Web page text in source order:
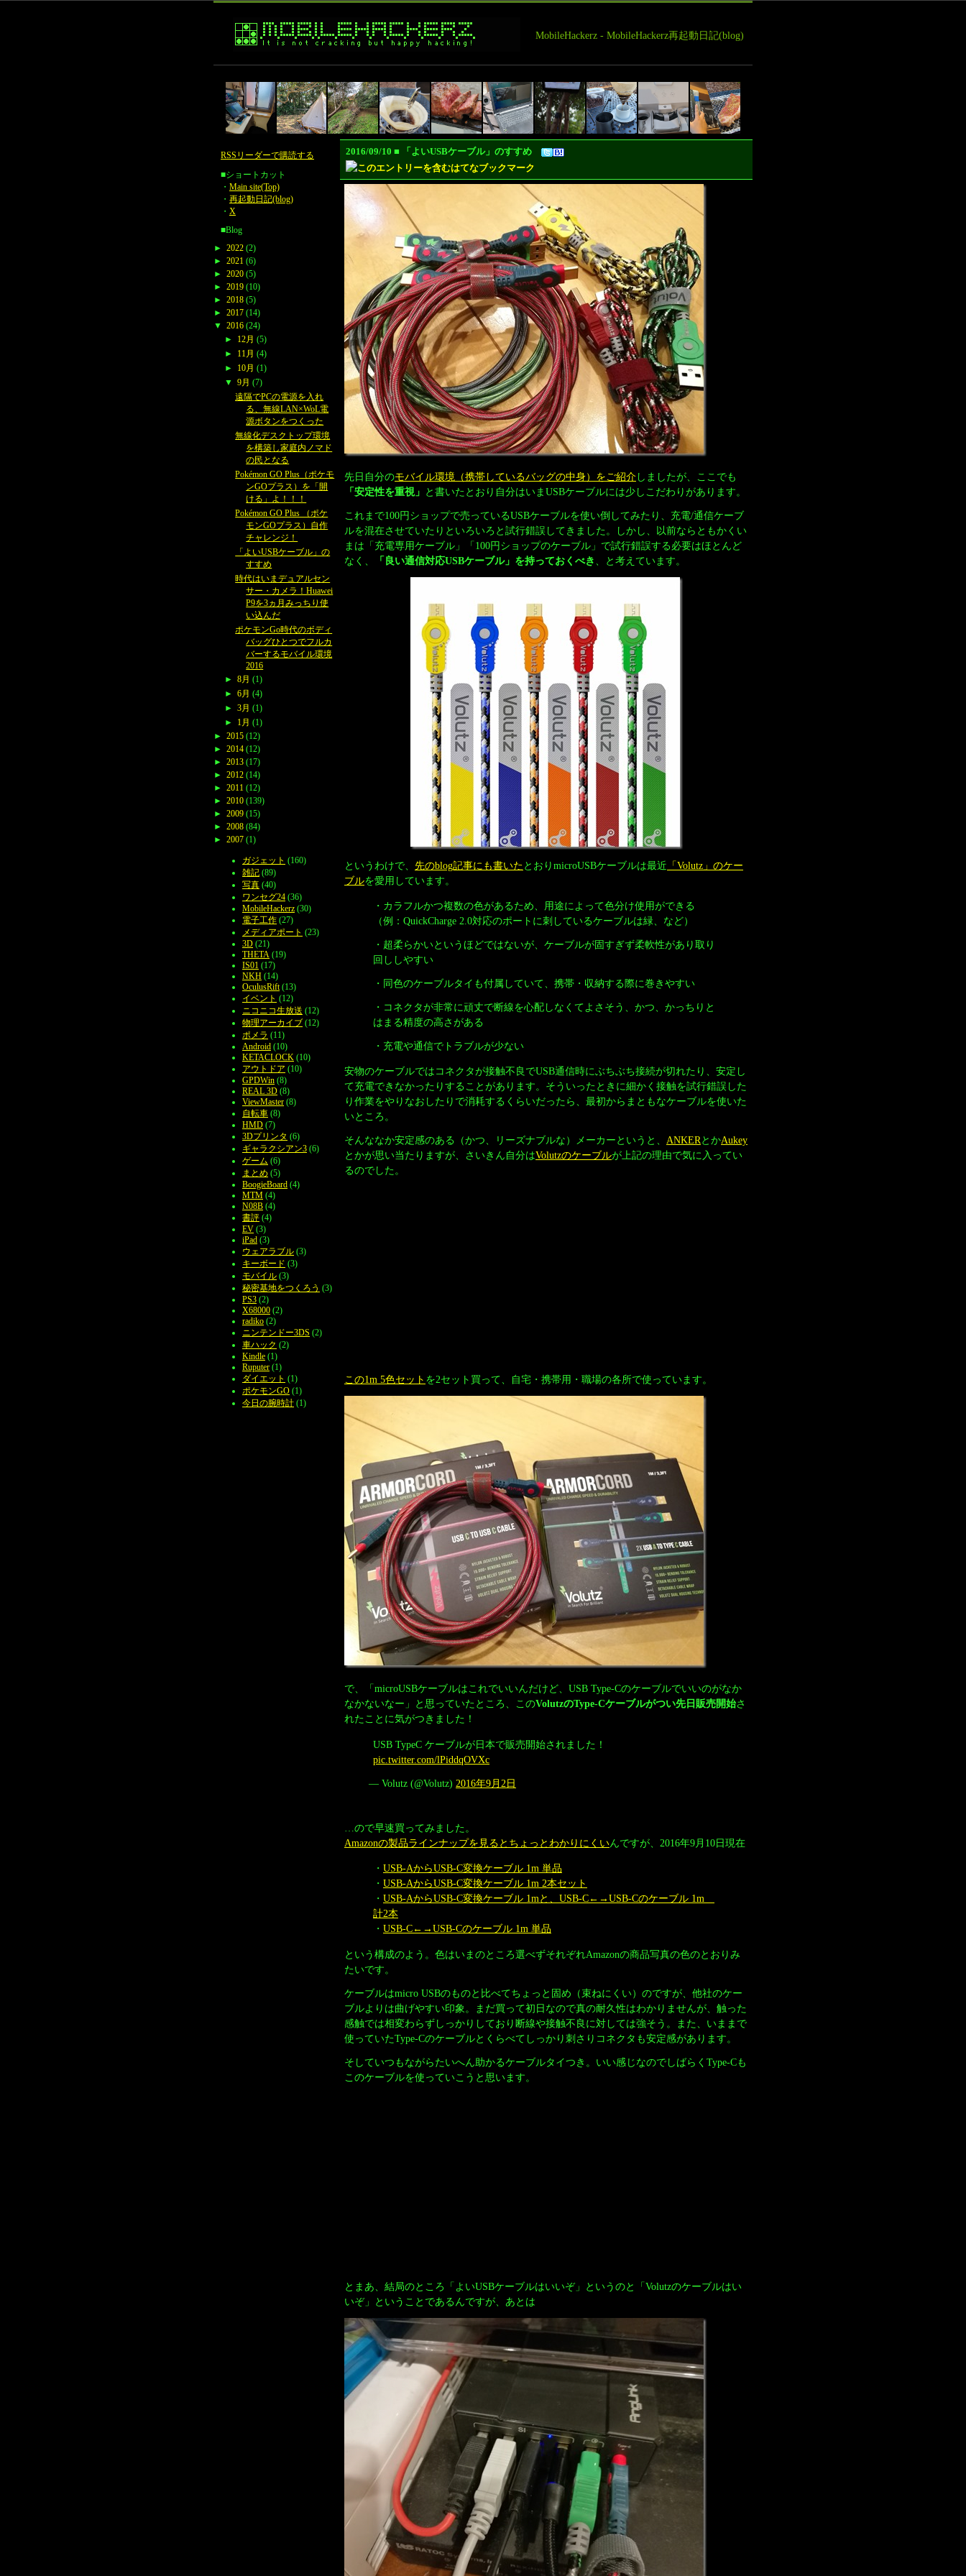
MobileHackerz - MobileHackerz再起動日記(blog)
2016/09/10 ■ 「よいUSBケーブル」のすすめ
先日自分のモバイル環境（携帯しているバッグの中身）をご紹介しましたが、ここでも
「安定性を重視」 と書いたとおり自分はいまUSBケーブルには少しこだわりがあります。
これまで100円ショップで売っているUSBケーブルを使い倒してみたり、充電/通信ケーブ
ルを混在させていたりといろいろと試行錯誤してきました。しかし、以前ならともかくい
まは「充電専用ケーブル」「100円ショップのケーブル」で試行錯誤する必要はほとんど
なく、
「良い通信対応USBケーブル」を持っておくべき 、と考えています。
というわけで、 先のblog記事にも書いたとおりmicroUSBケーブルは最近 「Volutz」のケー
ブルを愛用しています。
・カラフルかつ複数の色があるため、用途によって色分け使用ができる
（例：QuickCharge 2.0対応のポートに刺しているケーブルは緑、など）
・超柔らかいというほどではないが、ケーブルが固すぎず柔軟性があり取り
回ししやすい
・同色のケーブルタイも付属していて、携帯・収納する際に巻きやすい
・コネクタが非常に頑丈で断線を心配しなくてよさそう、かつ、かっちりと
はまる精度の高さがある
・充電や通信でトラブルが少ない
安物のケーブルではコネクタが接触不良でUSB通信時にぶちぶち接続が切れたり、安定し
て充電できなかったりすることがあります。そういったときに細かく接触を試行錯誤した
り作業をやりなおしたりで消耗するくらいだったら、最初からまともなケーブルを使いた
いところ。
そんななか安定感のある（かつ、リーズナブルな）メーカーというと、 ANKERとかAukey
とかが思い当たりますが、さいきん自分はVolutzのケーブルが上記の理由で気に入ってい
るのでした。
この1m 5色セット を2セット買って、自宅・携帯用・職場の各所で使っています。
で、「microUSBケーブルはこれでいいんだけど、USB Type-Cのケーブルでいいのがなか
なかないなー」と思っていたところ、このVolutzのType-Cケーブルがつい先日販売開始さ
れたことに気がつきました！
USB TypeC ケーブルが日本で販売開始されました！
pic.twitter.com/lPiddqOVXc
— Volutz (@Volutz) 2016年9月2日
…ので早速買ってみました。
Amazonの製品ラインナップを見るとちょっとわかりにくいんですが、2016年9月10日現在
・ USB-AからUSB-C変換ケーブル 1m 単品
・ USB-AからUSB-C変換ケーブル 1m 2本セット
・ USB-AからUSB-C変換ケーブル 1mと、USB-C←→USB-Cのケーブル 1m
計2本
・ USB-C←→USB-Cのケーブル 1m 単品
という構成のよう。色はいまのところ選べずそれぞれAmazonの商品写真の色のとおりみ
たいです。
ケーブルはmicro USBのものと比べてちょっと固め（束ねにくい）のですが、他社のケー
ブルよりは曲げやすい印象。まだ買って初日なので真の耐久性はわかりませんが、触った
感触では相変わらずしっかりしており断線や接触不良に対しては強そう。また、いままで
使っていたType-Cのケーブルとくらべてしっかり刺さりコネクタも安定感があります。
そしていつもながらたいへん助かるケーブルタイつき。いい感じなのでしばらくType-Cも
このケーブルを使っていこうと思います。
とまあ、結局のところ「よいUSBケーブルはいいぞ」というのと「Volutzのケーブルはい
いぞ」ということであるんですが、あとは
RSSリーダーで購読する
■ショートカット
・ Main site(Top)
・ 再起動日記(blog)
・ X
■Blog
► 2022 (2)
► 2021 (6)
► 2020 (5)
► 2019 (10)
► 2018 (5)
► 2017 (14)
▼ 2016 (24)
►
12月 (5)
►
11月 (4)
►
10月 (1)
▼ 9月 (7)
遠隔でPCの電源を入れ
る、無線LAN×WoL電
源ボタンをつくった
無線化デスクトップ環境
を構築し家庭内ノマド
の民となる
Pokémon GO Plus（ポケモ
ンGOプラス）を「開
ける」よ！！！
Pokémon GO Plus （ポケ
モンGOプラス）自作
チャレンジ！
「よいUSBケーブル」の
すすめ
時代はいまデュアルセン
サー・カメラ！Huawei
P9を3ヵ月みっちり使
い込んだ
ポケモンGo時代のボディ
バッグひとつでフルカ
バーするモバイル環境
2016
► 8月 (1)
► 6月 (4)
► 3月 (1)
►
1月 (1)
► 2015 (12)
► 2014 (12)
► 2013 (17)
► 2012 (14)
► 2011 (12)
► 2010 (139)
► 2009 (15)
► 2008 (84)
► 2007 (1)
ガジェット (160)
雑記 (89)
写真 (40)
ワンセグ24 (36)
MobileHackerz (30)
電子工作 (27)
メディアポート (23)
3D (21)
THETA (19)
IS01 (17)
NKH (14)
OculusRift (13)
イベント (12)
ニコニコ生放送 (12)
物理アーカイブ (12)
ポメラ (11)
Android (10)
KETACLOCK (10)
アウトドア (10)
GPDWin (8)
REAL 3D (8)
ViewMaster (8)
自転車 (8)
HMD (7)
3Dプリンタ (6)
ギャラクシアン3 (6)
ゲーム (6)
まとめ (5)
BoogieBoard (4)
MTM (4)
N08B (4)
書評 (4)
EV (3)
iPad (3)
ウェアラブル (3)
キーボード (3)
モバイル (3)
秘密基地をつくろう (3)
PS3 (2)
X68000 (2)
radiko (2)
ニンテンドー3DS (2)
車ハック (2)
Kindle (1)
Ruputer (1)
ダイエット (1)
ポケモンGO (1)
今日の腕時計 (1)